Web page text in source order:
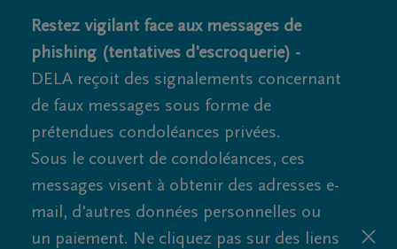
Restez vigilant face aux messages de
phishing (tentatives d'escroquerie) -
DELA reçoit des signalements concernant
de faux messages sous forme de
prétendues condoléances privées.
Sous le couvert de condoléances, ces
messages visent à obtenir des adresses e-
mail, d'autres données personnelles ou
un paiement. Ne cliquez pas sur des liens